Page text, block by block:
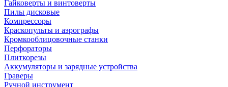
Гайковерты и винтоверты
Пилы дисковые
Компрессоры
Краскопульты и аэрографы
Кромкооблицовочные станки
Перфораторы
Плиткорезы
Аккумуляторы и зарядные устройства
Граверы
Ручной инструмент